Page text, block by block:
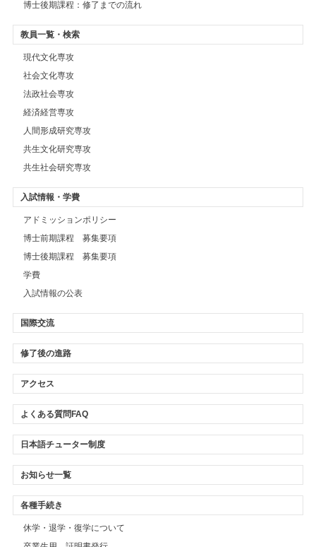
博士後期課程：修了までの流れ
教員一覧・検索
現代文化専攻
社会文化専攻
法政社会専攻
経済経営専攻
人間形成研究専攻
共生文化研究専攻
共生社会研究専攻
入試情報・学費
アドミッションポリシー
博士前期課程 募集要項
博士後期課程 募集要項
学費
入試情報の公表
国際交流
修了後の進路
アクセス
よくある質問FAQ
日本語チューター制度
お知らせ一覧
各種手続き
休学・退学・復学について